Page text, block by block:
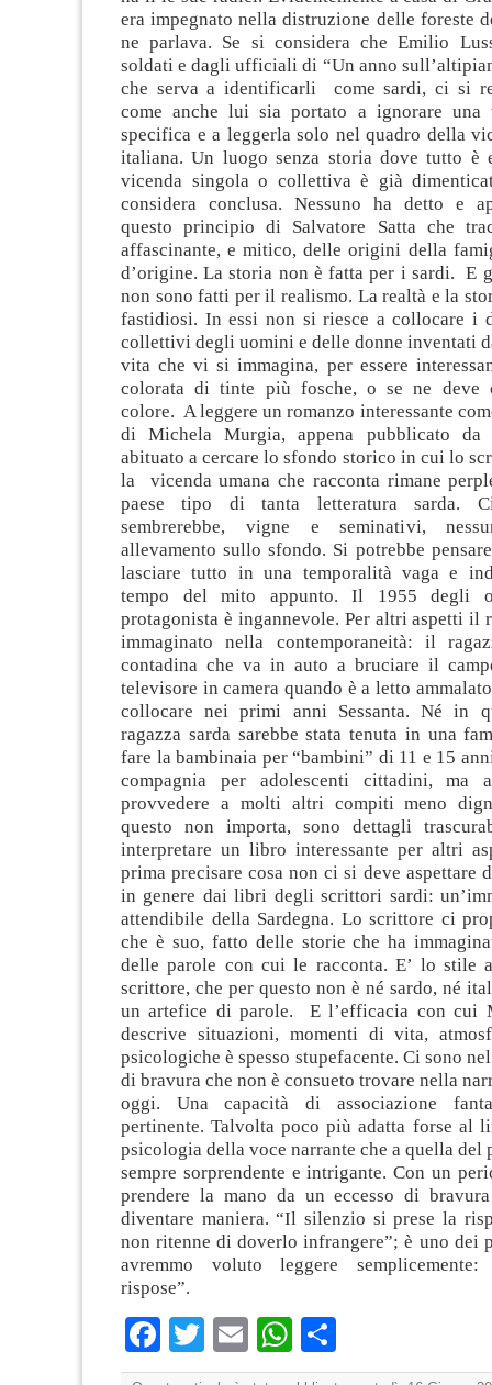
era impegnato nella distruzione delle foreste
ne parlava. Se si considera che Emilio
soldati e dagli ufficiali di “Un anno
che serva a identificarli come sardi, ci si
come anche lui sia portato a ignorare una
specifica e a leggerla solo nel quadro della
italiana. Un luogo senza storia dove tutto è
vicenda singola o collettiva è già
considera conclusa. Nessuno ha detto e
questo principio di Salvatore Satta che
affascinante, e mitico, delle origini della
d’origine. La storia non è fatta per i sardi. E
non sono fatti per il realismo. La realtà e la
fastidiosi. In essi non si riesce a collocare i
collettivi degli uomini e delle donne inventati
vita che vi si immagina, per essere
colorata di tinte più fosche, o se ne deve
colore. A leggere un romanzo interessante
di Michela Murgia, appena pubblicato
abituato a cercare lo sfondo storico in cui lo
la vicenda umana che racconta rimane
paese tipo di tanta letteratura sarda.
sembrerebbe, vigne e seminativi,
allevamento sullo sfondo. Si potrebbe
lasciare tutto in una temporalità vaga e
tempo del mito appunto. Il 1955 degli
protagonista è ingannevole. Per altri aspetti il
immaginato nella contemporaneità: il
contadina che va in auto a bruciare il
televisore in camera quando è a letto
collocare nei primi anni Sessanta. Né in
ragazza sarda sarebbe stata tenuta in una
fare la bambinaia per “bambini” di 11 e 15
compagnia per adolescenti cittadini, ma
provvedere a molti altri compiti meno
questo non importa, sono dettagli
interpretare un libro interessante per altri
prima precisare cosa non ci si deve aspettare
in genere dai libri degli scrittori sardi:
attendibile della Sardegna. Lo scrittore ci
che è suo, fatto delle storie che ha
delle parole con cui le racconta. E’ lo stile
scrittore, che per questo non è né sardo, né
un artefice di parole. E l’efficacia con cui
descrive situazioni, momenti di vita,
psicologiche è spesso stupefacente. Ci sono
di bravura che non è consueto trovare nella
oggi. Una capacità di associazione
pertinente. Talvolta poco più adatta forse al
psicologia della voce narrante che a quella del
sempre sorprendente e intrigante. Con un
prendere la mano da un eccesso di
diventare maniera. “Il silenzio si prese la
non ritenne di doverlo infrangere”; è uno dei
avremmo voluto leggere
rispose”.
Facebook
TwitterEmailWhatsApp